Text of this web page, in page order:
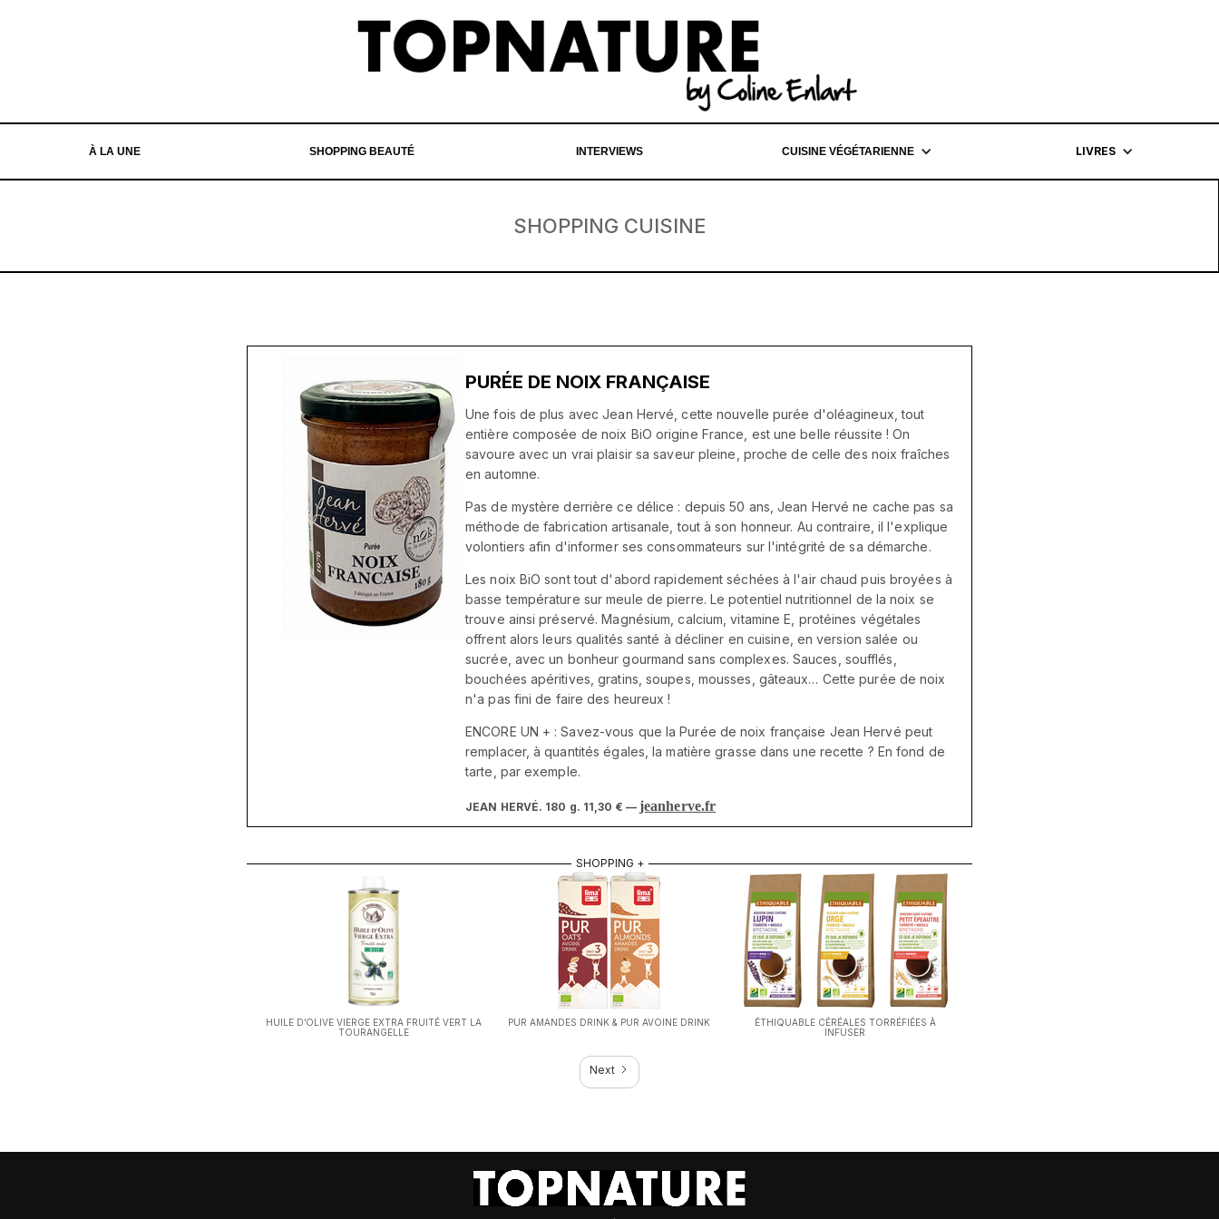
À LA UNE SHOPPING BEAUTÉ INTERVIEWS CUISINE VÉGÉTARIENNE LIVRES
SHOPPING CUISINE
PURÉE DE NOIX FRANÇAISE
Une fois de plus avec Jean Hervé, cette nouvelle purée d'oléagineux, tout
entière composée de noix BiO origine France, est une belle réussite ! On
savoure avec un vrai plaisir sa saveur pleine, proche de celle des noix fraîches
en automne.
Pas de mystère derrière ce délice : depuis 50 ans, Jean Hervé ne cache pas sa
méthode de fabrication artisanale, tout à son honneur. Au contraire, il l'explique
volontiers afin d'informer ses consommateurs sur l'intégrité de sa démarche.
Les noix BiO sont tout d'abord rapidement séchées à l'air chaud puis broyées à
basse température sur meule de pierre. Le potentiel nutritionnel de la noix se
trouve ainsi préservé. Magnésium, calcium, vitamine E, protéines végétales
offrent alors leurs qualités santé à décliner en cuisine, en version salée ou
sucrée, avec un bonheur gourmand sans complexes. Sauces, soufflés,
bouchées apéritives, gratins, soupes, mousses, gâteaux… Cette purée de noix
n'a pas fini de faire des heureux !
ENCORE UN + : Savez-vous que la Purée de noix française Jean Hervé peut
remplacer, à quantités égales, la matière grasse dans une recette ? En fond de
tarte, par exemple.
JEAN HERVÉ. 180 g. 11,30 € — jeanherve.fr
SHOPPING +
HUILE D’OLIVE VIERGE EXTRA FRUITÉ VERT LA
TOURANGELLE
PUR AMANDES DRINK & PUR AVOINE DRINK
‍ÉTHIQUABLE CÉRÉALES TORRÉFIÉES À
INFUSER
Next